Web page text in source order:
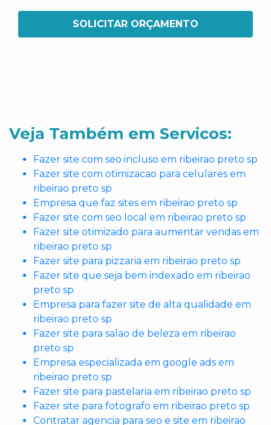
SOLICITAR ORÇAMENTO
Veja Também em Servicos:
Fazer site com seo incluso em ribeirao preto sp
Fazer site com otimizacao para celulares em
ribeirao preto sp
Empresa que faz sites em ribeirao preto sp
Fazer site com seo local em ribeirao preto sp
Fazer site otimizado para aumentar vendas em
ribeirao preto sp
Fazer site para pizzaria em ribeirao preto sp
Fazer site que seja bem indexado em ribeirao
preto sp
Empresa para fazer site de alta qualidade em
ribeirao preto sp
Fazer site para salao de beleza em ribeirao
preto sp
Empresa especializada em google ads em
ribeirao preto sp
Fazer site para pastelaria em ribeirao preto sp
Fazer site para fotografo em ribeirao preto sp
Contratar agencia para seo e site em ribeirao